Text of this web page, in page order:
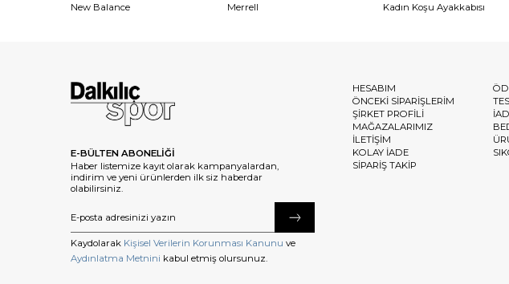
New Balance
Merrell
Kadın Koşu Ayakkabısı
E-BÜLTEN ABONELİĞİ
Haber listemize kayıt olarak kampanyalardan,
indirim ve yeni ürünlerden ilk siz haberdar
olabilirsiniz.
Kaydolarak Kişisel Verilerin Korunması Kanunu ve
Aydınlatma Metnini kabul etmiş olursunuz.
HESABIM
ÖNCEKİ SİPARİŞLERİM
ŞİRKET PROFİLİ
MAĞAZALARIMIZ
İLETİŞİM
KOLAY İADE
SİPARİŞ TAKİP